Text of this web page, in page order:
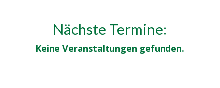
Nächste Termine:
Keine Veranstaltungen gefunden.